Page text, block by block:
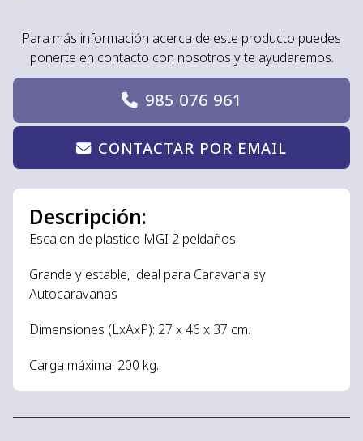
Para más información acerca de este producto puedes
ponerte en contacto con nosotros y te ayudaremos.
985 076 961
CONTACTAR POR EMAIL
Descripción:
Escalon de plastico MGI 2 peldaños
Grande y estable, ideal para Caravana sy
Autocaravanas
Dimensiones (LxAxP): 27 x 46 x 37 cm.
Carga máxima: 200 kg.